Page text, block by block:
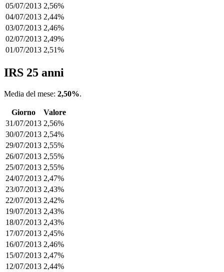
05/07/2013 2,56%
04/07/2013 2,44%
03/07/2013 2,46%
02/07/2013 2,49%
01/07/2013 2,51%
IRS 25 anni
Media del mese: 2,50%.
Giorno
Valore
31/07/2013 2,56%
30/07/2013 2,54%
29/07/2013 2,55%
26/07/2013 2,55%
25/07/2013 2,55%
24/07/2013 2,47%
23/07/2013 2,43%
22/07/2013 2,42%
19/07/2013 2,43%
18/07/2013 2,43%
17/07/2013 2,45%
16/07/2013 2,46%
15/07/2013 2,47%
12/07/2013 2,44%